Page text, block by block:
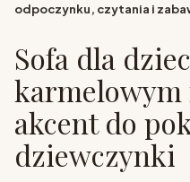
odpoczynku, czytania i
Sofa dla
karmelowym
akcent do
dziewczynki